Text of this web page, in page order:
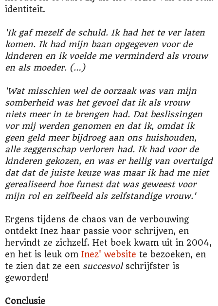
identiteit.
'Ik gaf mezelf de schuld. Ik had het te ver laten
komen. Ik had mijn baan opgegeven voor de
kinderen en ik voelde me verminderd als vrouw
en als moeder. (…)
'Wat misschien wel de oorzaak was van mijn
somberheid was het gevoel dat ik als vrouw
niets meer in te brengen had. Dat beslissingen
vor mij werden genomen en dat ik, omdat ik
geen geld meer bijdroeg aan ons huishouden,
alle zeggenschap verloren had. Ik had voor de
kinderen gekozen, en was er heilig van overtuigd
dat dat de juiste keuze was maar ik had me niet
gerealiseerd hoe funest dat was geweest voor
mijn rol en zelfbeeld als zelfstandige vrouw.'
Ergens tijdens de chaos van de verbouwing
ontdekt Inez haar passie voor schrijven, en
hervindt ze zichzelf. Het boek kwam uit in 2004,
en het is leuk om Inez' website te bezoeken, en
te zien dat ze een succesvolschrijfster is
geworden!
Conclusie